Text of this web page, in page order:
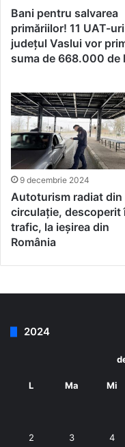
Bani pentru salvarea
primăriilor! 11 UAT-
județul Vaslui vor
suma de 668.000 de
9 decembrie 2024
Autoturism radiat din
circulație, descoperit
trafic, la ieșirea din
România
2024
L Ma Mi
2 3 4